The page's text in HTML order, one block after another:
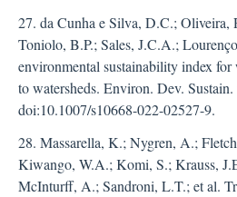
27. da Cunha e Silva, D.C.; Oliveira,
Toniolo, B.P.; Sales, J.C.A.;
environmental sustainability index for
to watersheds. Environ. Dev. Sustain.
doi:10.1007/s10668-022-02527-9.
28. Massarella, K.; Nygren, A.;
Kiwango, W.A.; Komi, S.; Krauss,
McInturff, A.; Sandroni, L.T.; et al.